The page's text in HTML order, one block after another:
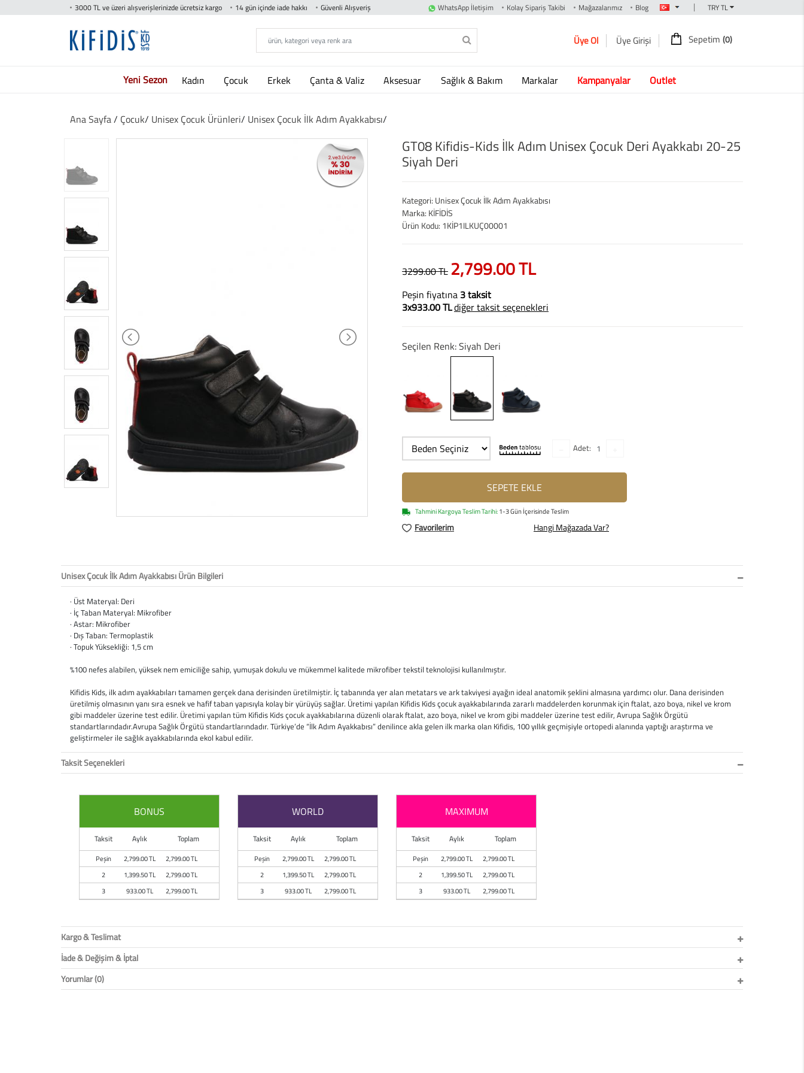
3000 TL ve üzeri alışverişlerinizde ücretsiz kargo 14 gün içinde iade hakkı Güvenli Alışveriş WhatsApp İletişim Kolay Sipariş Takibi Mağazalarımız Blog |
Üye Ol Üye Girişi Sepetim (0)
Yeni Sezon Kadın Çocuk Erkek Çanta & Valiz Aksesuar Sağlık & Bakım Markalar Kampanyalar Outlet
Ana Sayfa/ Çocuk/ Unisex Çocuk Ürünleri/ Unisex Çocuk İlk Adım Ayakkabısı/
GT08 Kifidis-Kids İlk Adım Unisex Çocuk Deri Ayakkabı 20-25
Siyah Deri
Kategori: Unisex Çocuk İlk Adım Ayakkabısı
Marka: KİFİDİS
Ürün Kodu: 1KİP1ILKUÇ00001
3299.00 TL 2,799.00 TL
Peşin fiyatına 3 taksit
3x933.00 TLdiğer taksit seçenekleri
Seçilen Renk: Siyah Deri
Adet:
SEPETE EKLE
Tahmini Kargoya Teslim Tarihi:1-3 Gün İçerisinde Teslim
Favorilerim Hangi Mağazada Var?
Unisex Çocuk İlk Adım Ayakkabısı Ürün Bilgileri
· Üst Materyal: Deri
· İç Taban Materyal: Mikrofiber
· Astar: Mikrofiber
· Dış Taban: Termoplastik
· Topuk Yüksekliği: 1,5 cm
%100 nefes alabilen, yüksek nem emiciliğe sahip, yumuşak dokulu ve mükemmel kalitede mikrofiber tekstil teknolojisi kullanılmıştır.
Kifidis Kids, ilk adım ayakkabıları tamamen gerçek dana derisinden üretilmiştir. İç tabanında yer alan metatars ve ark takviyesi ayağın ideal anatomik şeklini almasına yardımcı olur. Dana derisinden
üretilmiş olmasının yanı sıra esnek ve hafif taban yapısıyla kolay bir yürüyüş sağlar. Üretimi yapılan Kifidis Kids çocuk ayakkabılarında zararlı maddelerden korunmak için ftalat, azo boya, nikel ve krom
gibi maddeler üzerine test edilir. Üretimi yapılan tüm Kifidis Kids çocuk ayakkabılarına düzenli olarak ftalat, azo boya, nikel ve krom gibi maddeler üzerine test edilir, Avrupa Sağlık Örgütü
standartlarındadır.Avrupa Sağlık Örgütü standartlarındadır. Türkiye’de “İlk Adım Ayakkabısı” denilince akla gelen ilk marka olan Kifidis, 100 yıllık geçmişiyle ortopedi alanında yaptığı araştırma ve
geliştirmeler ile sağlık ayakkabılarında ekol kabul edilir.
Taksit Seçenekleri
BONUS
Taksit Aylık Toplam
Peşin 2,799.00 TL
2,799.00 TL
2
1,399.50 TL
2,799.00 TL
3
933.00 TL 2,799.00 TL
WORLD
Taksit Aylık Toplam
Peşin 2,799.00 TL
2,799.00 TL
2
1,399.50 TL
2,799.00 TL
3
933.00 TL 2,799.00 TL
MAXIMUM
Taksit Aylık Toplam
Peşin 2,799.00 TL
2,799.00 TL
2
1,399.50 TL
2,799.00 TL
3
933.00 TL 2,799.00 TL
Kargo & Teslimat
İade & Değişim & İptal
Yorumlar (0)